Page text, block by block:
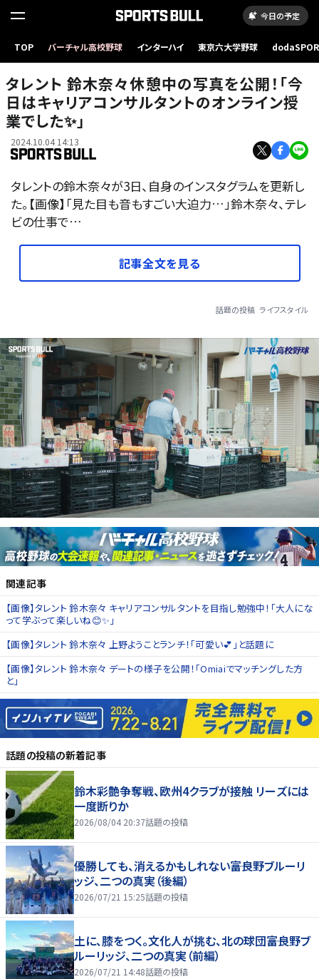
今日の予定
TOP バーチャル高校野球 インターハイ 東京六大学野球
タレント 鈴木奈々休憩中の写真を公開！「今
日はキャリアコンサルタントのオンライン授
業でした✨」
2024.10.04 14:13
タレントの鈴木奈々が3日、自身のインスタグラムを更新し
た。【画像】「見た目も音もすごい大迫力…」鈴木奈々、テレ
ビの仕事で…
記事全文を見る
話題の投稿 ライフスタイル
関連記事
【画像】タレント 鈴木奈々 キャリアコンサルタントを目指し勉強中！「大人にな
って学ぶって楽しいね😊✨」
【画像】タレント 鈴木奈々 上野ようことランチ！「可愛い💕」と話題に
【画像】タレント 鈴木奈々 デートの様子を公開！「Omiaiでマッチングした方
と」
話題の投稿の新着記事
鈴木彩艶争奪戦、欧州4クラブが接触 リーズには
一度断りか
2026/08/04 20:37話題の投稿
優勝しても、消えるかもしれない――富良野ブルーリ
ッジ、二つの真実（後編）
2026/07/21 15:25話題の投稿
土に、膝をつく。文化人が挑む、北の球団――富良野ブ
ルーリッジ、二つの真実（前編）
2026/07/21 14:48話題の投稿